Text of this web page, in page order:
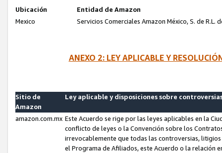
Ubicación
Entidad de Amazon
Mexico
Servicios Comerciales Amazon México, S. de R.L.
ANEXO 2: LEY APLICABLE Y
Sitio de
Amazon
Ley aplicable y disposiciones sobre
amazon.com.mx Este Acuerdo se rige por las leyes aplicables en la
conflicto de leyes o la Convención sobre los
irrevocablemente que todas las controversias,
el Programa de Afiliados, este Acuerdo o la relación